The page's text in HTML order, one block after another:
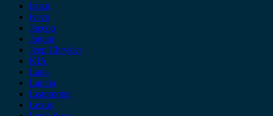
Isuzu
iveco
Jaecoo
Jaguar
Jeep Chrysler
KIA
Lada
Lancia
Leapmotor
Lexus